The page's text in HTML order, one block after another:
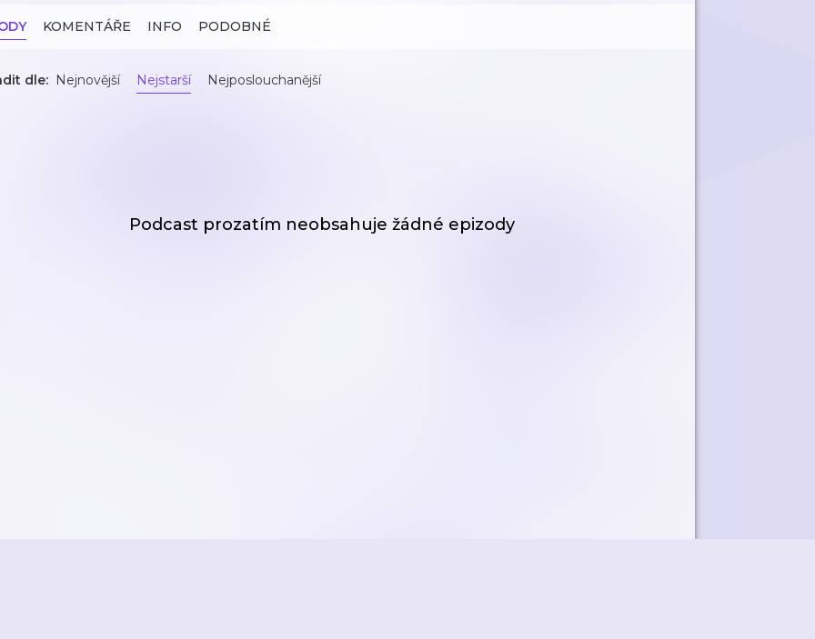
KOMENTÁŘE INFO PODOBNÉ
dle: Nejnovější Nejstarší Nejposlouchanější
Podcast prozatím neobsahuje žádné epizody